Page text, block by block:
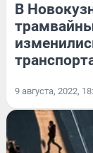
В
9 августа, 2022,